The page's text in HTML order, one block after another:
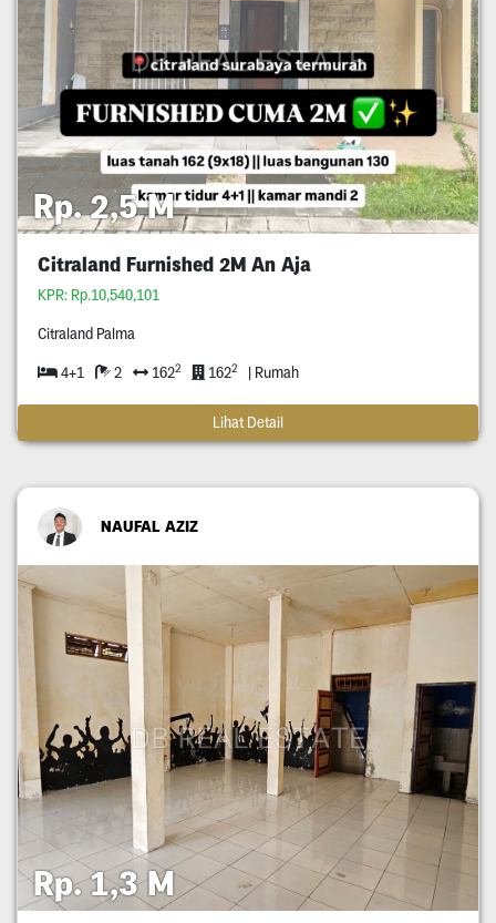
Rp. 2,5 M
Citraland Furnished 2M An Aja
KPR: Rp.10,540,101
Citraland Palma
4+1 2 1622 1622 | Rumah
Lihat Detail
NAUFAL AZIZ
Rp. 1,3 M